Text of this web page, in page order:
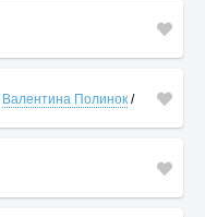
Валентина Полинок /